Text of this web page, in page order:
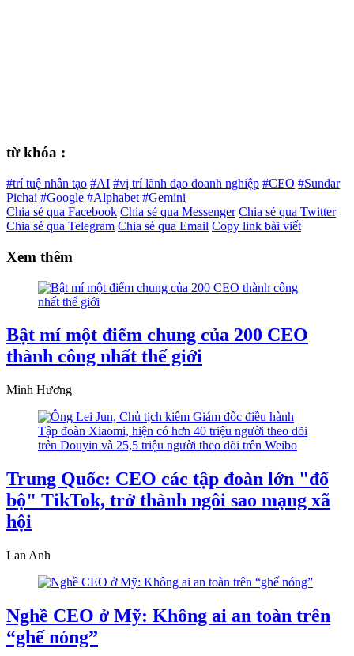
từ khóa :
#trí tuệ nhân tạo #AI #vị trí lãnh đạo doanh nghiệp #CEO #Sundar
Pichai #Google #Alphabet #Gemini
Chia sẻ qua Facebook Chia sẻ qua Messenger Chia sẻ qua Twitter
Chia sẻ qua Telegram Chia sẻ qua Email Copy link bài viết
Xem thêm
Bật mí một điểm chung của 200 CEO
thành công nhất thế giới
Minh Hương
Trung Quốc: CEO các tập đoàn lớn "đổ
bộ" TikTok, trở thành ngôi sao mạng xã
hội
Lan Anh
Nghề CEO ở Mỹ: Không ai an toàn trên
“ghế nóng”